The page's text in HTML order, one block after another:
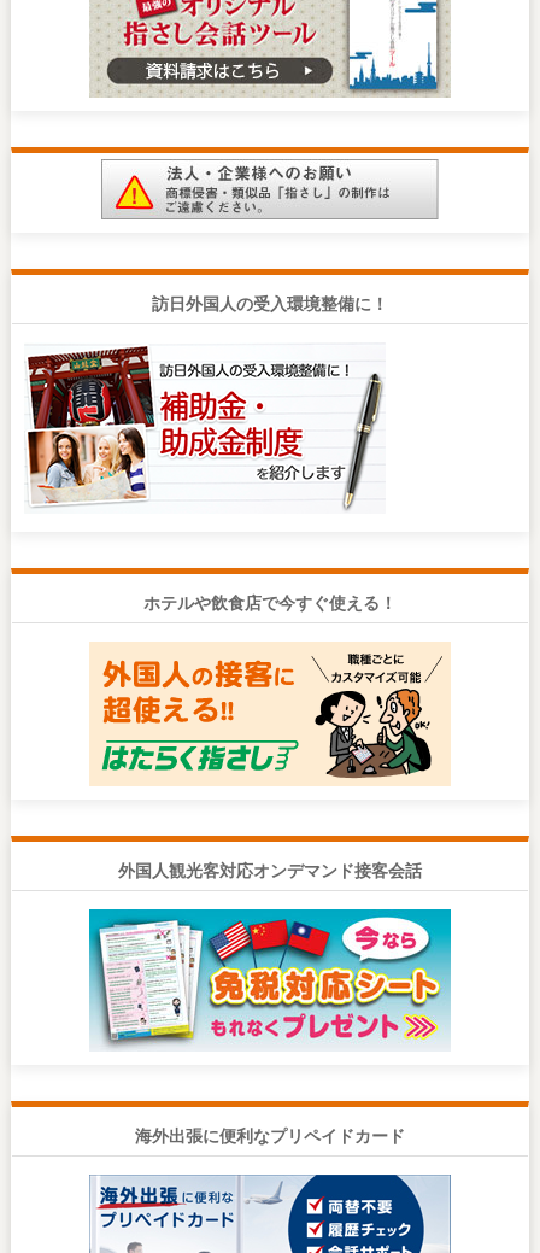
訪日外国人の受入環境整備に！
ホテルや飲食店で今すぐ使える！
外国人観光客対応オンデマンド接客会話
海外出張に便利なプリペイドカード